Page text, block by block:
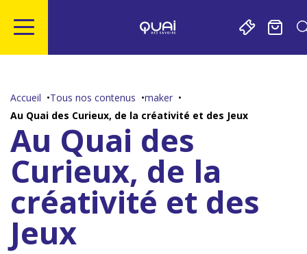
contenu
Accueil Tous nos contenus
maker
Au Quai des Curieux, de la créativité et des Jeux
Au Quai des
Curieux, de la
créativité et des
Jeux